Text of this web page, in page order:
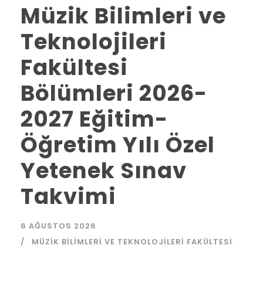
Müzik Bilimleri ve
Teknolojileri
Fakültesi
Bölümleri 2026-
2027 Eğitim-
Öğretim Yılı Özel
Yetenek Sınav
Takvimi
6 AĞUSTOS 2026
MÜZIK BILIMLERI VE TEKNOLOJILERI FAKÜLTESI